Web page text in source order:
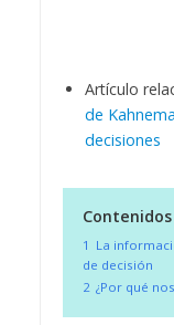
Artículo
de
decisiones
Contenidos
1 La
de decisión
2 ¿Por qué